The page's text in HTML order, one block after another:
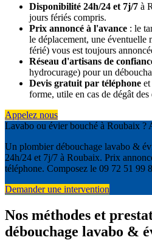
Disponibilité 24h/24 et 7j/7 à
jours fériés compris.
Prix annoncé à l'avance : le
le déplacement, une
férié) vous est toujours
Réseau d'artisans de
hydrocurage) pour un
Devis gratuit par téléphone
forme, utile en cas de dégât des
Appelez nous
Lavabo ou évier bouché à Roubaix ?
Un plombier débouchage lavabo &
24h/24 et 7j/7 à Roubaix. Prix
téléphone. Composez le 09 72 51 99
Demander une intervention
Nos méthodes et
débouchage lavabo &